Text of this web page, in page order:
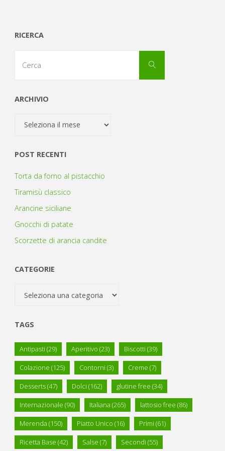
RICERCA
Cerca
ARCHIVIO
Archivio
POST RECENTI
Torta da forno al pistacchio
Tiramisù classico
Arancine siciliane
Gnocchi di patate
Scorzette di arancia candite
CATEGORIE
TAGS
Antipasti (29) Aperitivo (23) Biscotti (39)
Colazione (125) Contorni (3) Creme (7)
Desserts(47) Dolci (162) glutine free (34)
Internazionale (90) Italiana (265) lattosio free (86)
Merenda (150) Piatto Unico (16) Primi (61)
Ricetta Base (42) Salse (7) Secondi (55)